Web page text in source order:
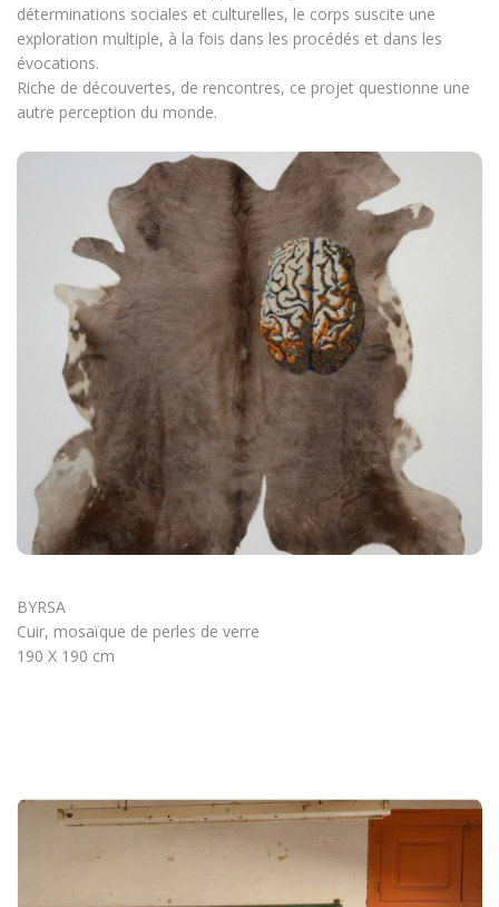
déterminations sociales et culturelles, le corps suscite une
exploration multiple, à la fois dans les procédés et dans les
évocations.
Riche de découvertes, de rencontres, ce projet questionne une
autre perception du monde.
BYRSA
Cuir, mosaïque de perles de verre
190 X 190 cm